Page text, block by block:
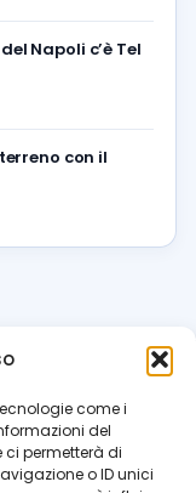
come i
del
permetterà di
o ID unici
Napoli c’è Tel
terreno con il
interviste,
registrata